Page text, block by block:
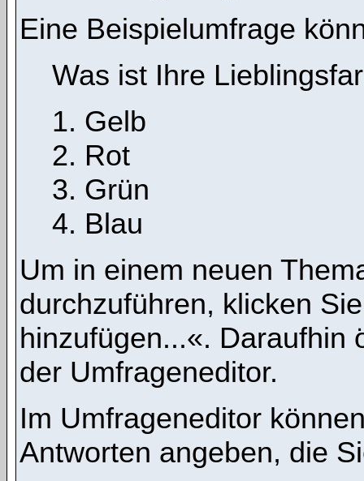
Eine Beispielumfrage
Was ist Ihre
Gelb
Rot
Grün
Blau
Um in einem neuen
durchzuführen, klicken
hinzufügen...«. Daraufhin
der Umfrageneditor.
Im Umfrageneditor
Antworten angeben, die